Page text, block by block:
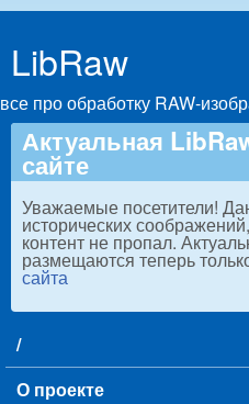
LibRaw
все про обработку RAW-
Актуальная
сайте
Уважаемые посетители!
исторических
контент не пропал.
размещаются теперь
сайта
Main menu
/
О проекте